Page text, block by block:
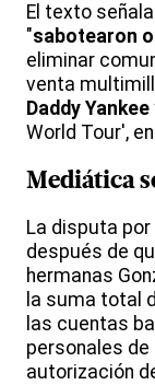
El texto
"sabotearon
eliminar
venta
Daddy Yankee
World Tour',
Mediática
La disputa
después de
hermanas
la suma total
las cuentas
personales
autorización